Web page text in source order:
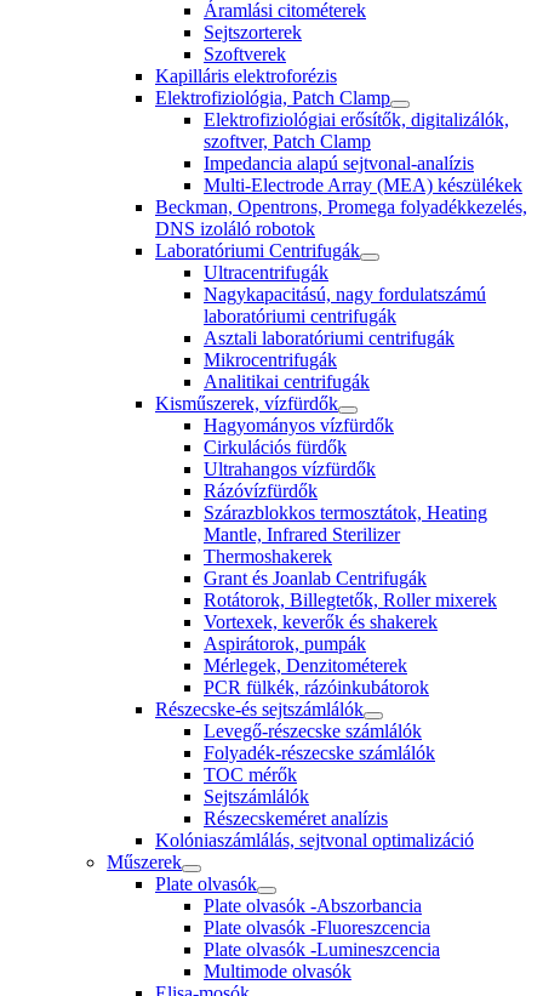
Áramlási citométerek
Sejtszorterek
Szoftverek
Kapilláris elektroforézis
Elektrofiziológia, Patch Clamp
Elektrofiziológiai erősítők, digitalizálók,
szoftver, Patch Clamp
Impedancia alapú sejtvonal-analízis
Multi-Electrode Array (MEA) készülékek
Beckman, Opentrons, Promega folyadékkezelés,
DNS izoláló robotok
Laboratóriumi Centrifugák
Ultracentrifugák
Nagykapacitású, nagy fordulatszámú
laboratóriumi centrifugák
Asztali laboratóriumi centrifugák
Mikrocentrifugák
Analitikai centrifugák
Kisműszerek, vízfürdők
Hagyományos vízfürdők
Cirkulációs fürdők
Ultrahangos vízfürdők
Rázóvízfürdők
Szárazblokkos termosztátok, Heating
Mantle, Infrared Sterilizer
Thermoshakerek
Grant és Joanlab Centrifugák
Rotátorok, Billegtetők, Roller mixerek
Vortexek, keverők és shakerek
Aspirátorok, pumpák
Mérlegek, Denzitométerek
PCR fülkék, rázóinkubátorok
Részecske-és sejtszámlálók
Levegő-részecske számlálók
Folyadék-részecske számlálók
TOC mérők
Sejtszámlálók
Részecskeméret analízis
Kolóniaszámlálás, sejtvonal optimalizáció
Műszerek
Plate olvasók
Plate olvasók -Abszorbancia
Plate olvasók -Fluoreszcencia
Plate olvasók -Lumineszcencia
Multimode olvasók